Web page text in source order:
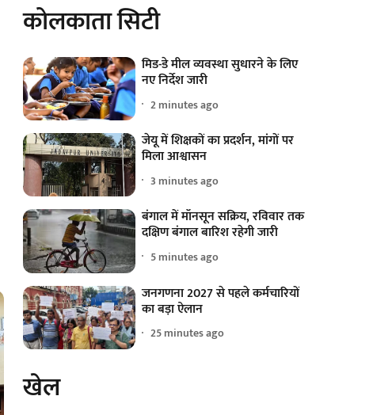
कोलकाता सिटी
मिड-डे मील व्यवस्था सुधारने के लिए
नए निर्देश जारी
2 minutes ago
जेयू में शिक्षकों का प्रदर्शन, मांगों पर
मिला आश्वासन
3 minutes ago
बंगाल में मॉनसून सक्रिय, रविवार तक
दक्षिण बंगाल बारिश रहेगी जारी
5 minutes ago
जनगणना 2027 से पहले कर्मचारियों
का बड़ा ऐलान
25 minutes ago
खेल